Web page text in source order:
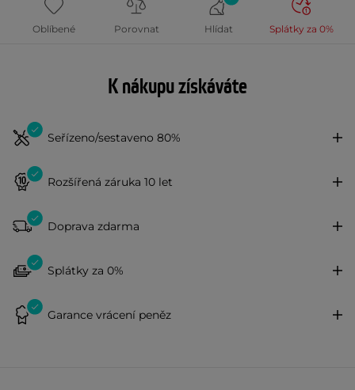
Oblíbené Porovnat Hlídat Splátky za 0%
K nákupu získáváte
Seřízeno/sestaveno 80%
Rozšířená záruka 10 let
Doprava zdarma
Splátky za 0%
Garance vrácení peněz